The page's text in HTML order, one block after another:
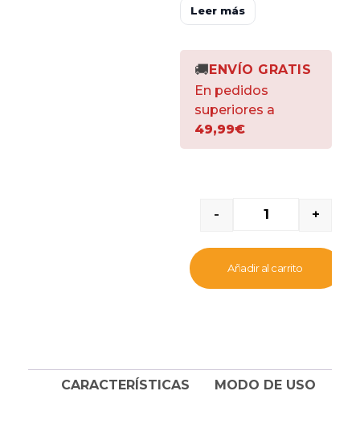
higiénicahecha
deperlas
mineralesqueabsorbe
la humedad y
losolores en cuestión
de segundos
polvo , es antialérgica
efecto
peso y
económico: un paquete
de esta arena es
suficiente para un gato
alérgicas.
Leer más
🚚 ENVÍO GRATIS
En pedidos
superiores a
49,99€
- +
Añadir al carrito
CARACTERÍSTICAS MODO DE USO